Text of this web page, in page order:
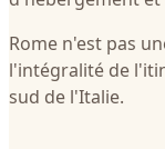
Rome n'est pas
l'intégralité de
sud de l'Italie.